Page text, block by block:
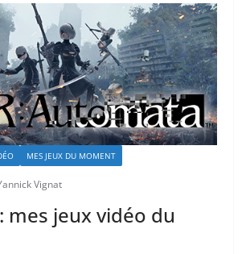
MES JEUX DU MOMENT
Vignat
mes jeux vidéo du